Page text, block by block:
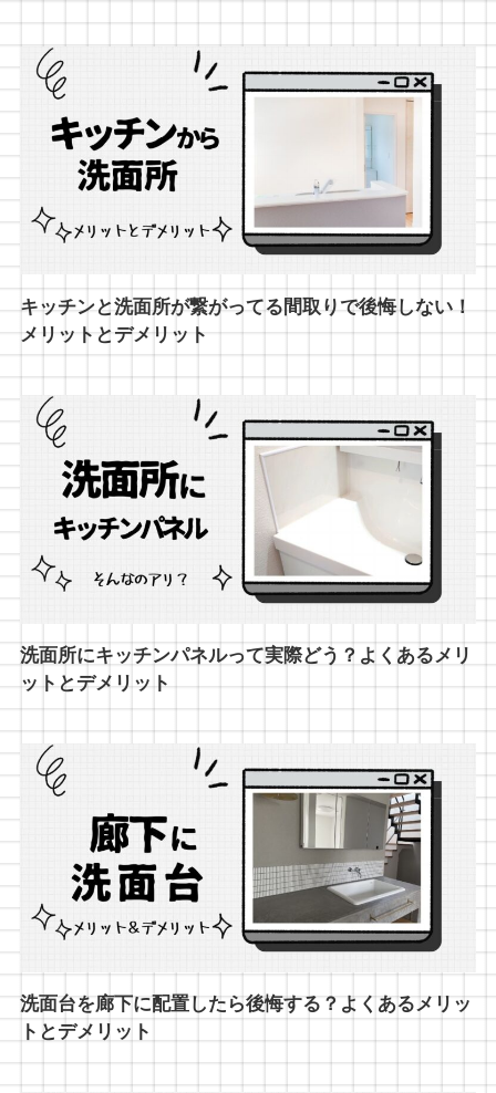
キッチンと洗面所が繋がってる間取りで後悔しない！
メリットとデメリット
洗面所にキッチンパネルって実際どう？よくあるメリ
ットとデメリット
洗面台を廊下に配置したら後悔する？よくあるメリッ
トとデメリット